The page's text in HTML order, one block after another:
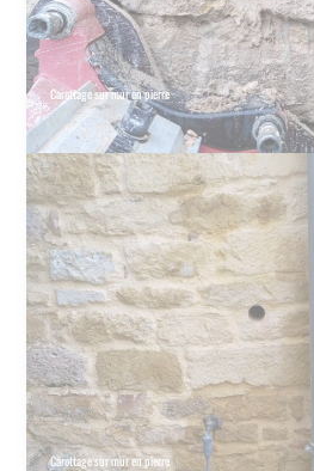
Carottage sur mur en pierre
Carottage sur mur en pierre